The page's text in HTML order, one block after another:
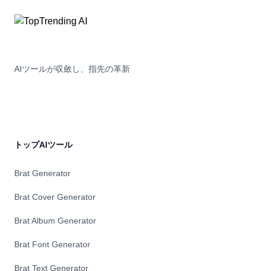
AIツールが収斂し、指先の革新
トップAIツール
Brat Generator
Brat Cover Generator
Brat Album Generator
Brat Font Generator
Brat Text Generator